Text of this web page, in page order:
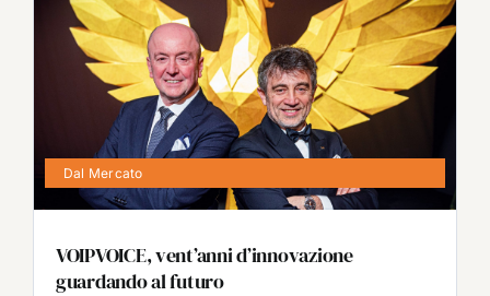
Dal Mercato
VOIPVOICE, vent’anni d’innovazione
guardando al futuro